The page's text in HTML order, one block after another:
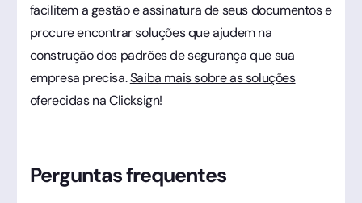
facilitem a gestão e assinatura de seus documentos e
procure encontrar soluções que ajudem na
construção dos padrões de segurança que sua
empresa precisa.Saiba mais sobre as soluções
oferecidas na Clicksign!
Perguntas frequentes